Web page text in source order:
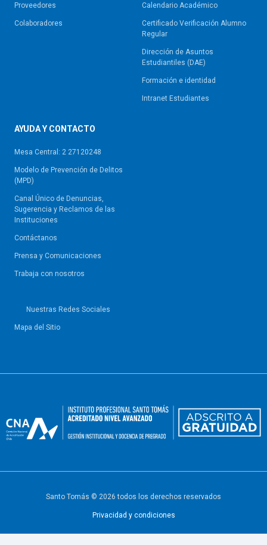
Proveedores
Colaboradores
Calendario Académico
Certificado Verificación Alumno
Regular
Dirección de Asuntos
Estudiantiles (DAE)
Formación e identidad
Intranet Estudiantes
AYUDA Y CONTACTO
Mesa Central: 2 27120248
Modelo de Prevención de Delitos
(MPD)
Canal Único de Denuncias,
Sugerencia y Reclamos de las
Instituciones
Contáctanos
Prensa y Comunicaciones
Trabaja con nosotros
Nuestras Redes Sociales
Mapa del Sitio
Santo Tomás © 2026 todos los derechos reservados
Privacidad y condiciones